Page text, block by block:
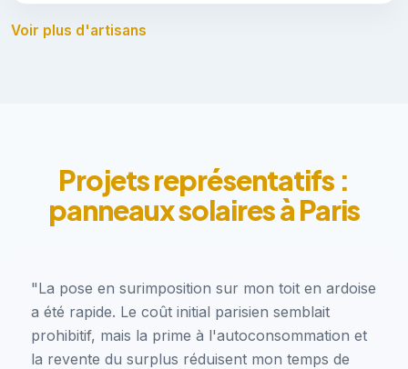
Voir plus d'artisans
Projets représentatifs :
panneaux solaires à Paris
"La pose en surimposition sur mon toit en ardoise
a été rapide. Le coût initial parisien semblait
prohibitif, mais la prime à l'autoconsommation et
la revente du surplus réduisent mon temps de